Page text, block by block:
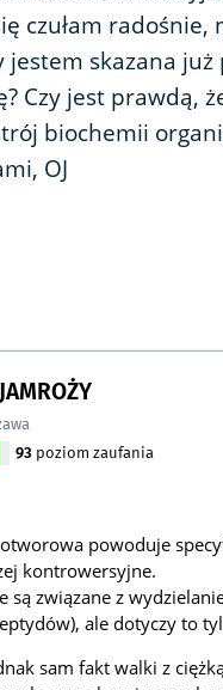
czułam radośnie,
jestem skazana
Czy jest prawdą,
biochemii
OJ
93 poziom zaufania
powoduje
kontrowersyjne.
są związane z
ale dotyczy to
sam fakt walki z